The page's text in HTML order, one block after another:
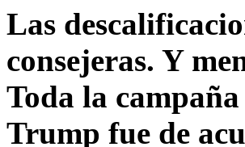
Las
consejeras. Y
Toda la
Trump fue de